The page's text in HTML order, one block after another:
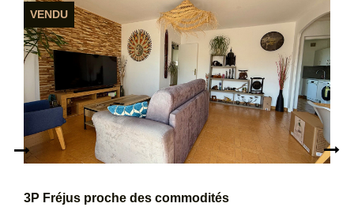
VENDU
3P Fréjus proche des commodités